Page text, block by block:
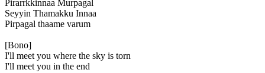
Pirarrkkinnaa Murpagal
Seyyin Thamakku Innaa
Pirpagal thaame varum
[Bono]
I'll meet you where the sky is torn
I'll meet you in the end